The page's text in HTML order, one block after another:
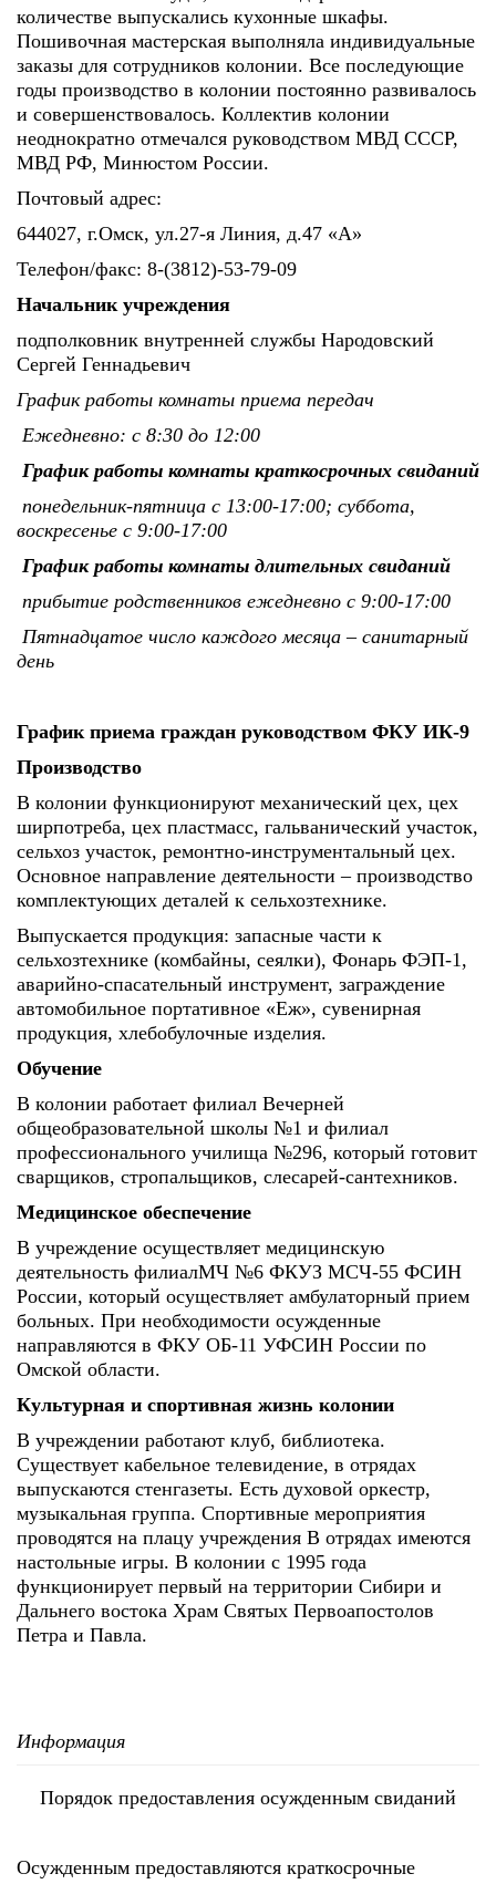
количестве выпускались кухонные шкафы.
Пошивочная мастерская выполняла индивидуальные
заказы для сотрудников колонии. Все последующие
годы производство в колонии постоянно развивалось
и совершенствовалось. Коллектив колонии
неоднократно отмечался руководством МВД СССР,
МВД РФ, Минюстом России.
Почтовый адрес:
644027, г.Омск, ул.27-я Линия, д.47 «А»
Телефон/факс: 8-(3812)-53-79-09
Начальник учреждения
подполковник внутренней службы Народовский
Сергей Геннадьевич
График работы комнаты приема передач
Ежедневно: с 8:30 до 12:00
График работы комнаты краткосрочных свиданий
понедельник-пятница с 13:00-17:00; суббота,
воскресенье с 9:00-17:00
График работы комнаты длительных свиданий
прибытие родственников ежедневно с 9:00-17:00
Пятнадцатое число каждого месяца – санитарный
день
График приема граждан руководством ФКУ ИК-9
Производство
В колонии функционируют механический цех, цех
ширпотреба, цех пластмасс, гальванический участок,
сельхоз участок, ремонтно-инструментальный цех.
Основное направление деятельности – производство
комплектующих деталей к сельхозтехнике.
Выпускается продукция: запасные части к
сельхозтехнике (комбайны, сеялки), Фонарь ФЭП-1,
аварийно-спасательный инструмент, заграждение
автомобильное портативное «Еж», сувенирная
продукция, хлебобулочные изделия.
Обучение
В колонии работает филиал Вечерней
общеобразовательной школы №1 и филиал
профессионального училища №296, который готовит
сварщиков, стропальщиков, слесарей-сантехников.
Медицинское обеспечение
В учреждение осуществляет медицинскую
деятельность филиалМЧ №6 ФКУЗ МСЧ-55 ФСИН
России, который осуществляет амбулаторный прием
больных. При необходимости осужденные
направляются в ФКУ ОБ-11 УФСИН России по
Омской области.
Культурная и спортивная жизнь колонии
В учреждении работают клуб, библиотека.
Существует кабельное телевидение, в отрядах
выпускаются стенгазеты. Есть духовой оркестр,
музыкальная группа. Спортивные мероприятия
проводятся на плацу учреждения В отрядах имеются
настольные игры. В колонии с 1995 года
функционирует первый на территории Сибири и
Дальнего востока Храм Святых Первоапостолов
Петра и Павла.
Информация
Порядок предоставления осужденным свиданий
Осужденным предоставляются краткосрочные